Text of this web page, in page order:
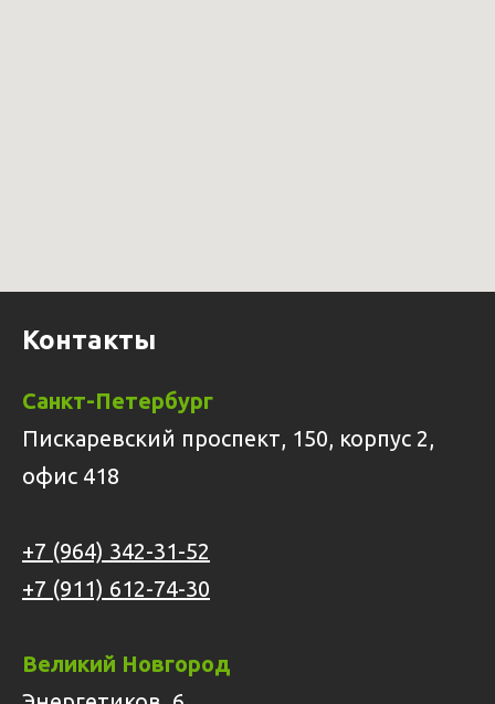
Контакты
Санкт-Петербург
Пискаревский проспект, 150, корпус 2,
офис 418
+7 (964) 342-31-52
+7 (911) 612-74-30
Великий Новгород